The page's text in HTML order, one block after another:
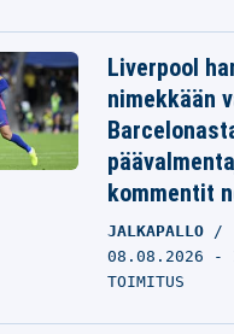
Liverpool
nimekkään
kommentit
JALKAPALLO
08.08.2026 -
TOIMITUS